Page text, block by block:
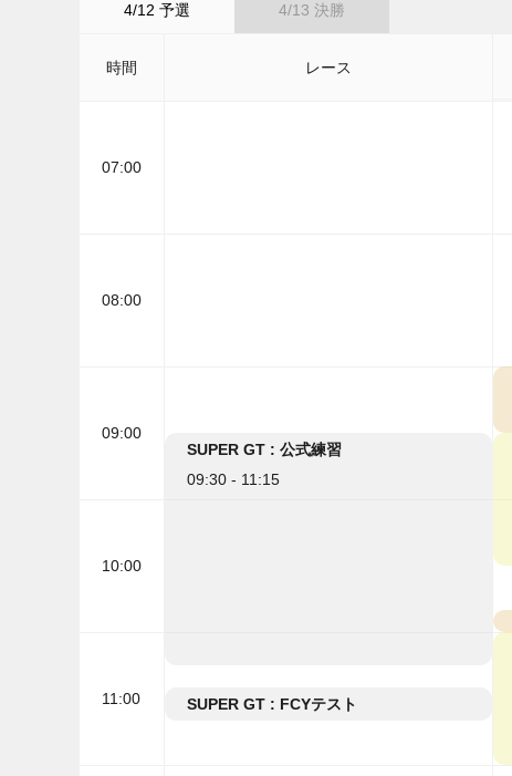
4/12 予選 4/13 決勝
SUPER GT : 公式練習
09:30 - 11:15
SUPER GT : FCYテスト
時間 レース
07:00
08:00
09:00
10:00
11:00